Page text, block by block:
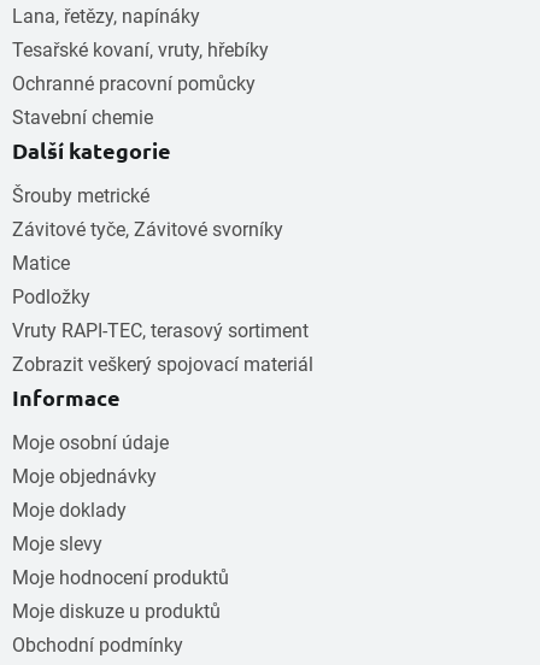
Lana, řetězy, napínáky
Tesařské kovaní, vruty, hřebíky
Ochranné pracovní pomůcky
Stavební chemie
Další kategorie
Šrouby metrické
Závitové tyče, Závitové svorníky
Matice
Podložky
Vruty RAPI-TEC, terasový sortiment
Zobrazit veškerý spojovací materiál
Informace
Moje osobní údaje
Moje objednávky
Moje doklady
Moje slevy
Moje hodnocení produktů
Moje diskuze u produktů
Obchodní podmínky